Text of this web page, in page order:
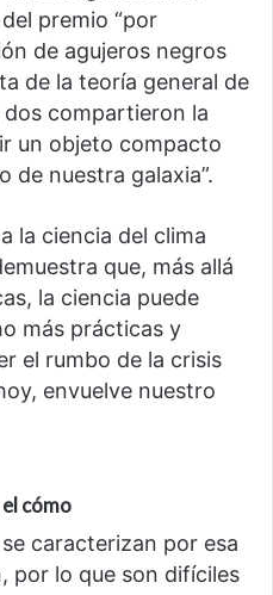
premio “por
de agujeros negros
de la teoría general de
dos compartieron la
un objeto compacto
de nuestra galaxia”.
la ciencia del clima
que, más allá
la ciencia puede
más prácticas y
el rumbo de la crisis
envuelve nuestro
el cómo
caracterizan por esa
por lo que son difíciles